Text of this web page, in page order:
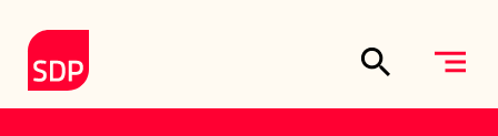
Till förstasidan